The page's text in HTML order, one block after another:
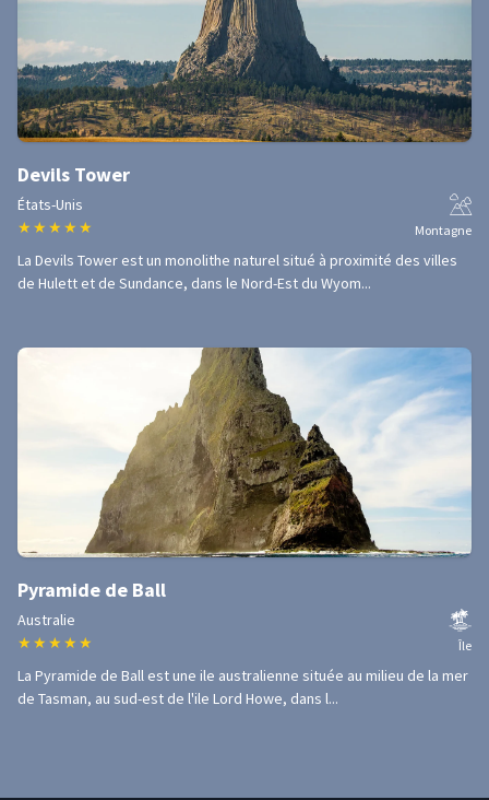
Devils Tower
États-Unis
★ ★ ★ ★ ★ Montagne
La Devils Tower est un monolithe naturel situé à proximité des villes
de Hulett et de Sundance, dans le Nord-Est du Wyom...
Pyramide de Ball
Australie
★ ★ ★ ★ ★ Île
La Pyramide de Ball est une ile australienne située au milieu de la mer
de Tasman, au sud-est de l'ile Lord Howe, dans l...